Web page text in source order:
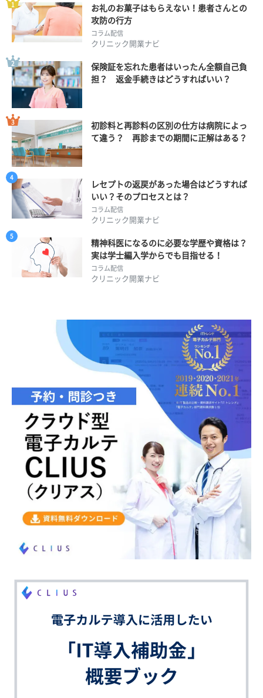
お礼のお菓子はもらえない！患者さんとの
攻防の行方
コラム配信
クリニック開業ナビ
保険証を忘れた患者はいったん全額自己負
担？ 返金手続きはどうすればいい？
初診料と再診料の区別の仕方は病院によっ
て違う？ 再診までの期間に正解はある？
レセプトの返戻があった場合はどうすれば
いい？そのプロセスとは？
コラム配信
クリニック開業ナビ
精神科医になるのに必要な学歴や資格は？
実は学士編入学からでも目指せる！
コラム配信
クリニック開業ナビ